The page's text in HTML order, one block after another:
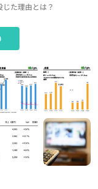
た理由とは？